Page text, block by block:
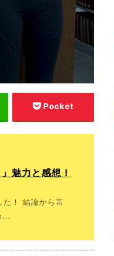
Pocket
魅力と感想！
た！ 結論から言
...